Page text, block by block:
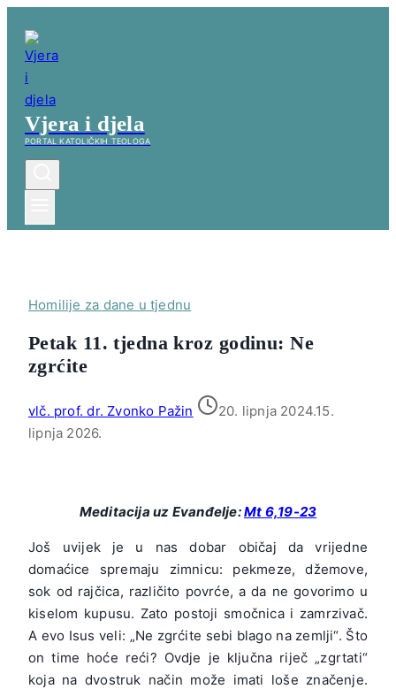
content
Vjera i djela
PORTAL KATOLIČKIH TEOLOGA
Homilije za dane u tjednu
Petak 11. tjedna kroz godinu: Ne
zgrćite
vlč. prof. dr. Zvonko Pažin 20. lipnja 2024.15.
lipnja 2026.
Meditacija uz Evanđelje:Mt 6,19-23
Još uvijek je u nas dobar običaj da vrijedne
domaćice spremaju zimnicu: pekmeze, džemove,
sok od rajčica, različito povrće, a da ne govorimo u
kiselom kupusu. Zato postoji smočnica i zamrzivač.
A evo Isus veli: „Ne zgrćite sebi blago na zemlji“. Što
on time hoće reći? Ovdje je ključna riječ „zgrtati“
koja na dvostruk način može imati loše značenje.